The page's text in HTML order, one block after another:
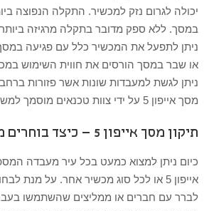
יכולה לגרום נזק למכשיר. התקלה הנפוצה
במסך. ללא ספק מדובר בתקלה מרגיזה ביותר
ניתן לתפעל את המכשיר כלל עם פגיעה
או שבר במסך הורסים את חווית השימוש
ניתן לגשת למעבדות שונות אשר פזורות
מסך אייפון 5 על ידי צוות טכנאים מוסמך למשימה זאת.
תיקון מסך אייפון 5 – כיצד בוחרים מעבדה הוגנת?
כיום ניתן למצוא כמעט בכל עיר מעבדה
אייפון 5 או לכל סוג מכשיר אחר. על מנת
לברר עם חברים או ממליצים שהשתמשו